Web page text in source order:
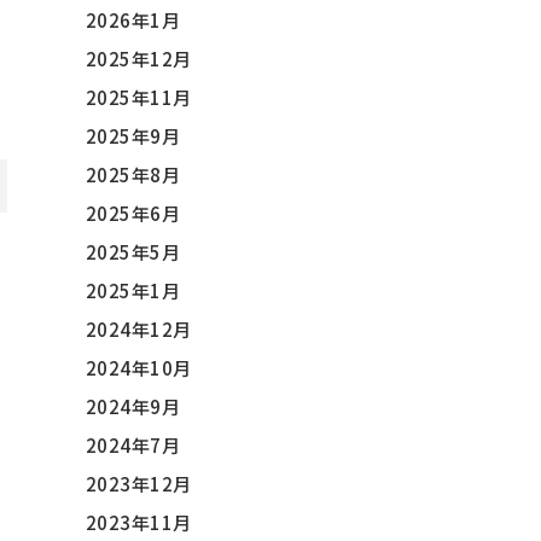
2026年1月
2025年12月
2025年11月
2025年9月
2025年8月
2025年6月
2025年5月
2025年1月
2024年12月
2024年10月
2024年9月
2024年7月
2023年12月
2023年11月